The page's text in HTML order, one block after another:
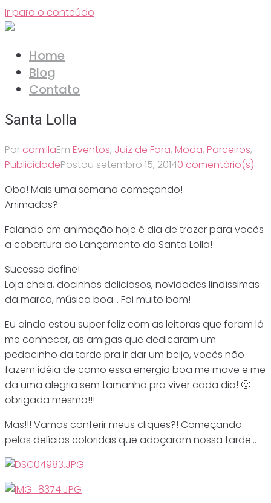
Ir para o conteúdo
Home
Blog
Contato
Santa Lolla
Por camillaEm Eventos, Juiz de Fora, Moda, Parceiros,
PublicidadePostou setembro 15, 20140 comentário(s)
Oba! Mais uma semana começando!
Animados?
Falando em animação hoje é dia de trazer para vocês
a cobertura do Lançamento da Santa Lolla!
Sucesso define!
Loja cheia, docinhos deliciosos, novidades lindíssimas
da marca, música boa… Foi muito bom!
Eu ainda estou super feliz com as leitoras que foram lá
me conhecer, as amigas que dedicaram um
pedacinho da tarde pra ir dar um beijo, vocês não
fazem idéia de como essa energia boa me move e me
da uma alegria sem tamanho pra viver cada dia! 🙂
obrigada mesmo!!!
Mas!!! Vamos conferir meus cliques?! Começando
pelas delícias coloridas que adoçaram nossa tarde…